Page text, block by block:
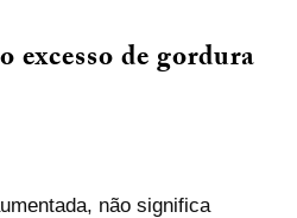
excesso de gordura
não significa